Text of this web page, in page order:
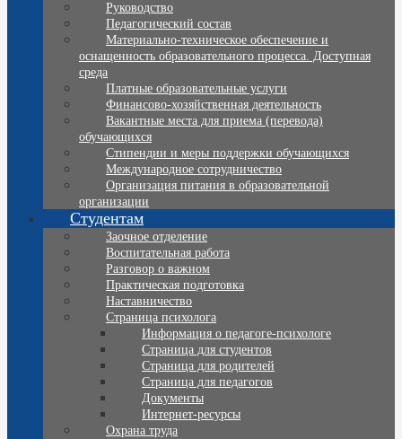
Руководство
Педагогический состав
Материально-техническое обеспечение и
оснащенность образовательного процесса. Доступная
среда
Платные образовательные услуги
Финансово-хозяйственная деятельность
Вакантные места для приема (перевода)
обучающихся
Стипендии и меры поддержки обучающихся
Международное сотрудничество
Организация питания в образовательной
организации
Студентам
Заочное отделение
Воспитательная работа
Разговор о важном
Практическая подготовка
Наставничество
Страница психолога
Информация о педагоге-психологе
Страница для студентов
Страница для родителей
Страница для педагогов
Документы
Интернет-ресурсы
Охрана труда